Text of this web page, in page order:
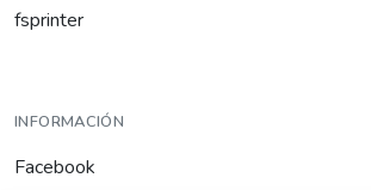
fsprinter
INFORMACIÓN
Facebook